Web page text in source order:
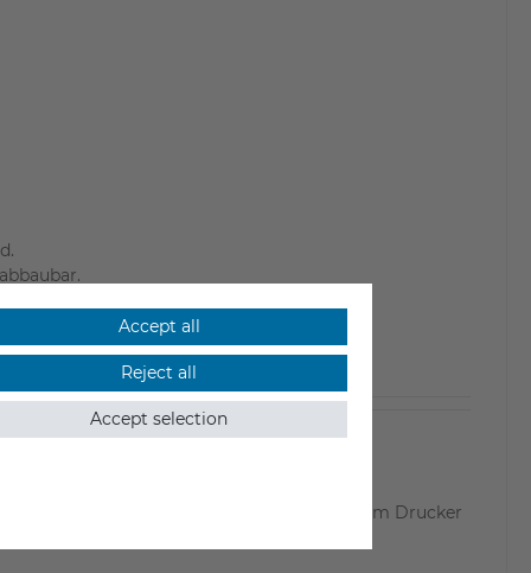
und Sicherheitsanforderungen ein.
die Druckergebnisse auf Ihrem Drucker
Accept all
Reject all
Accept selection